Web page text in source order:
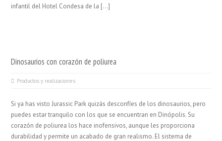
infantil del Hotel Condesa de la […]
Dinosaurios con corazón de poliurea
Productos y realizaciones
Si ya has visto Jurassic Park quizás desconfíes de los dinosaurios, pero
puedes estar tranquilo con los que se encuentran en Dinópolis. Su
corazón de poliurea los hace inofensivos, aunque les proporciona
durabilidad y permite un acabado de gran realismo. El sistema de